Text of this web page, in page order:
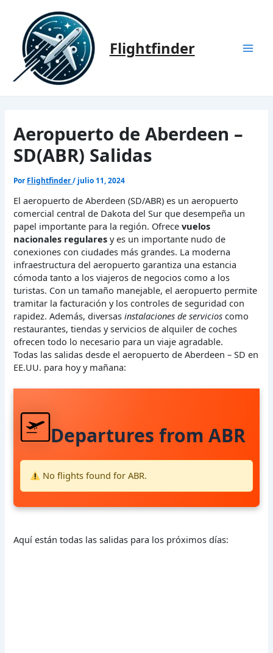
contenido
Flightfinder
Aeropuerto de Aberdeen –
SD(ABR) Salidas
Por Flightfinder/ julio 11, 2024
El aeropuerto de Aberdeen (SD/ABR) es un aeropuerto
comercial central de Dakota del Sur que desempeña un
papel importante para la región. Ofrecevuelos
nacionales regulares y es un importante nudo de
conexiones con ciudades más grandes. La moderna
infraestructura del aeropuerto garantiza una estancia
cómoda tanto a los viajeros de negocios como a los
turistas. Con un tamaño manejable, el aeropuerto permite
tramitar la facturación y los controles de seguridad con
rapidez. Además, diversasinstalaciones de servicios como
restaurantes, tiendas y servicios de alquiler de coches
ofrecen todo lo necesario para un viaje agradable.
Todas las salidas desde el aeropuerto de Aberdeen – SD en
EE.UU. para hoy y mañana:
Departures from ABR
No flights found for ABR.
Aquí están todas las salidas para los próximos días: